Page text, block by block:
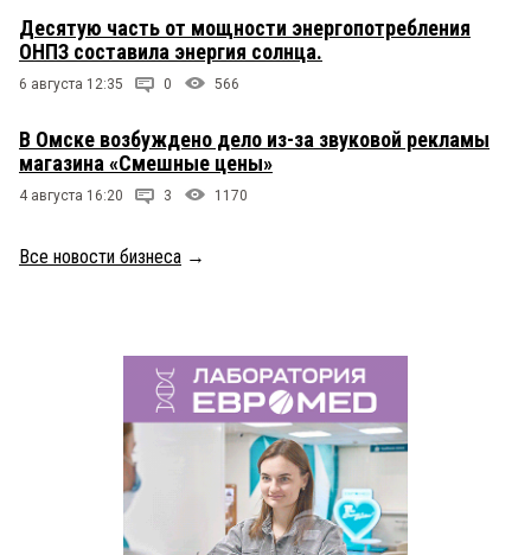
Десятую часть от мощности энергопотребления
ОНПЗ составила энергия солнца.
6 августа 12:35 0 566
В Омске возбуждено дело из-за звуковой рекламы
магазина «Смешные цены»
4 августа 16:20 3 1170
Все новости бизнеса →